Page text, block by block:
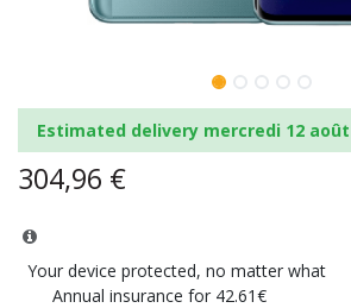
Estimated delivery mercredi 12 août
304,96 €
Your device protected, no matter what
Annual insurance for 42.61€